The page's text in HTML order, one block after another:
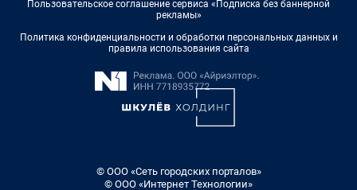
Пользовательское соглашение сервиса «Подписка без баннерной
рекламы»
Политика конфиденциальности и обработки персональных данных и
правила использования сайта
© ООО «Сеть городских порталов»
© ООО «Интернет Технологии»